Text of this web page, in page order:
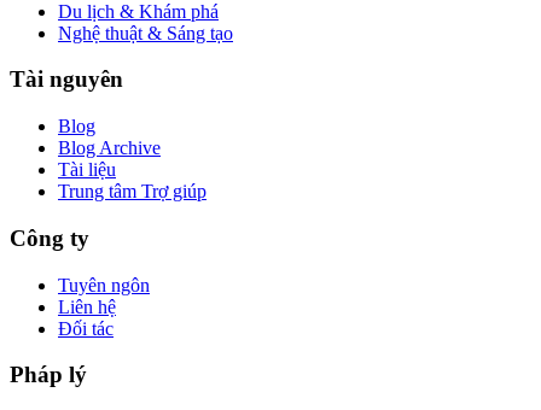
Du lịch & Khám phá
Nghệ thuật & Sáng tạo
Tài nguyên
Blog
Blog Archive
Tài liệu
Trung tâm Trợ giúp
Công ty
Tuyên ngôn
Liên hệ
Đối tác
Pháp lý